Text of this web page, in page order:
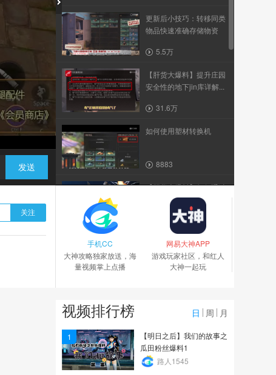
发送
更新后小技巧：转移同类
物品快速准确存储物资
5.5万
【肝货大爆料】提升庄园
安全性的地下jin库详解...
31.6万
如何使用塑材转换机
8883
【肝货大爆料】如何通过
日常任务快速获取新币...
20.3万
202109030026
狩猎攻略！第九十期
18.7万
明日妖灵妖第十一期
关注
手机CC
大神攻略独家放送，海
量视频掌上点播
网易大神APP
游戏玩家社区，和红人
大神一起玩
视频排行榜 日 周 月
1
【明日之后】我们的故事之
瓜田粉丝爆料1
路人1545